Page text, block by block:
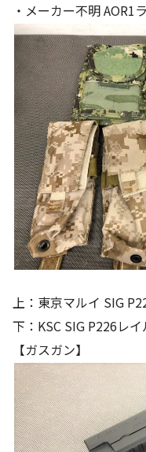
・メーカー不明 AOR1
上：東京マルイ SIG
下：KSC SIG P226レ
【ガスガン】